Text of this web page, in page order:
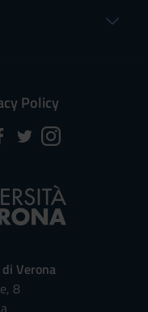
Policy
Verona
8